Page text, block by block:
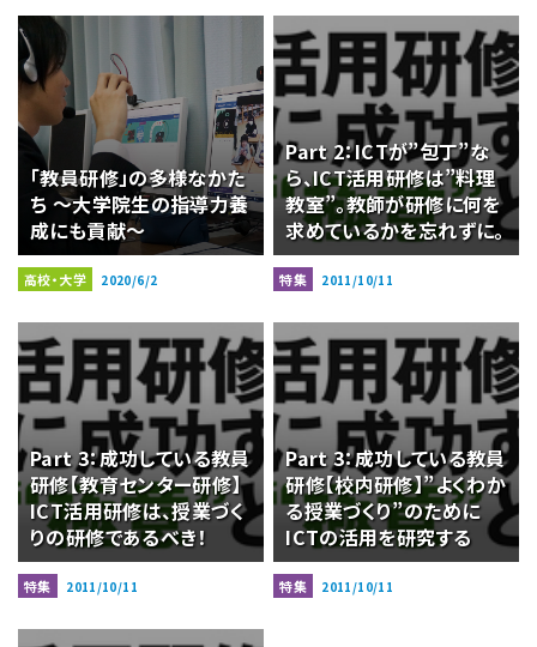
「教員研修」の多様なかた
ち ～大学院生の指導力養
成にも貢献～
高校・大学 2020/6/2
Part 2：ICTが”包丁”な
ら、ICT活用研修は”料理
教室”。教師が研修に何を
求めているかを忘れずに。
特集 2011/10/11
Part 3：成功している教員
研修【教育センター研修】
ICT活用研修は、授業づく
りの研修であるべき！
特集 2011/10/11
Part 3：成功している教員
研修【校内研修】”よくわか
る授業づくり”のために
ICTの活用を研究する
特集 2011/10/11